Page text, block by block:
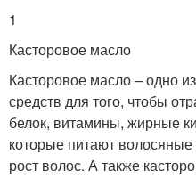
1
Касторовое масло
Касторовое масло – одно
средств для того, чтобы
белок, витамины, жирные
которые питают
рост волос. А также